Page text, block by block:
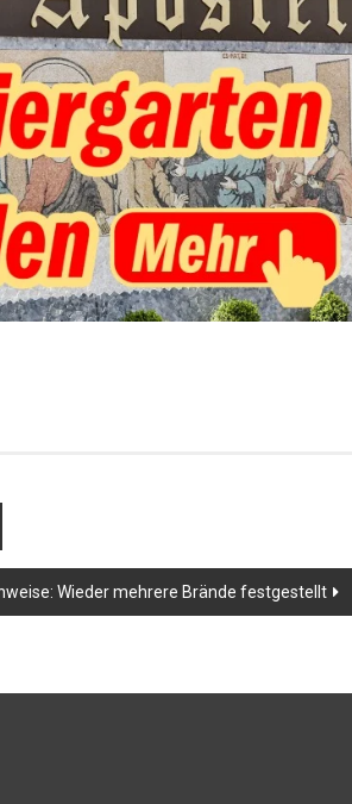
Wieder mehrere Brände festgestellt